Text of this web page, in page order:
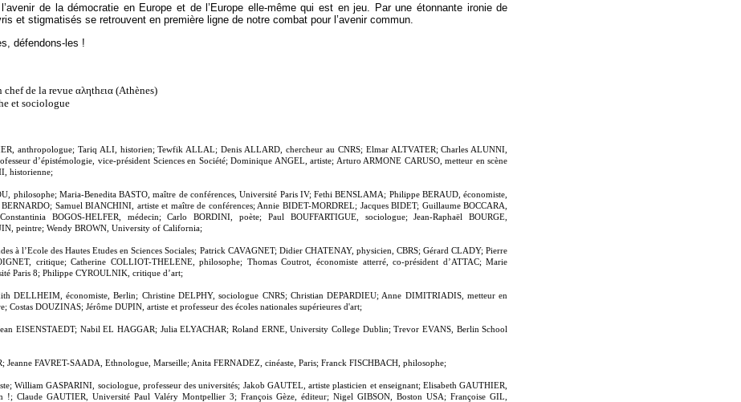
de la démocratie en Europe et de l’Europe elle-même qui est en jeu. Par une étonnante ironie de
et stigmatisés se retrouvent en première ligne de notre combat pour l’avenir commun.
défendons-les !
de la revue αληthεια (Athènes)
et sociologue
anthropologue; Tariq ALI, historien; Tewfik ALLAL; Denis ALLARD, chercheur au CNRS; Elmar ALTVATER; Charles ALUNNI,
d’épistémologie, vice-président Sciences en Société; Dominique ANGEL, artiste; Arturo ARMONE CARUSO, metteur en scène
historienne;
philosophe; Maria-Benedita BASTO, maître de conférences, Université Paris IV; Fethi BENSLAMA; Philippe BERAUD, économiste,
Samuel BIANCHINI, artiste et maître de conférences; Annie BIDET-MORDREL; Jacques BIDET; Guillaume BOCCARA,
BOGOS-HELFER, médecin; Carlo BORDINI, poète; Paul BOUFFARTIGUE, sociologue; Jean-Raphaël BOURGE,
peintre; Wendy BROWN, University of California;
à l’Ecole des Hautes Etudes en Sciences Sociales; Patrick CAVAGNET; Didier CHATENAY, physicien, CBRS; Gérard CLADY; Pierre
critique; Catherine COLLIOT-THELENE, philosophe; Thomas Coutrot, économiste atterré, co-président d’ATTAC; Marie
Paris 8; Philippe CYROULNIK, critique d’art;
DELLHEIM, économiste, Berlin; Christine DELPHY, sociologue CNRS; Christian DEPARDIEU; Anne DIMITRIADIS, metteur en
Costas DOUZINAS; Jérôme DUPIN, artiste et professeur des écoles nationales supérieures d'art;
EISENSTAEDT; Nabil EL HAGGAR; Julia ELYACHAR; Roland ERNE, University College Dublin; Trevor EVANS, Berlin School
FAVRET-SAADA, Ethnologue, Marseille; Anita FERNADEZ, cinéaste, Paris; Franck FISCHBACH, philosophe;
William GASPARINI, sociologue, professeur des universités; Jakob GAUTEL, artiste plasticien et enseignant; Elisabeth GAUTHIER,
!; Claude GAUTIER, Université Paul Valéry Montpellier 3; François Gèze, éditeur; Nigel GIBSON, Boston USA; Françoise GIL,